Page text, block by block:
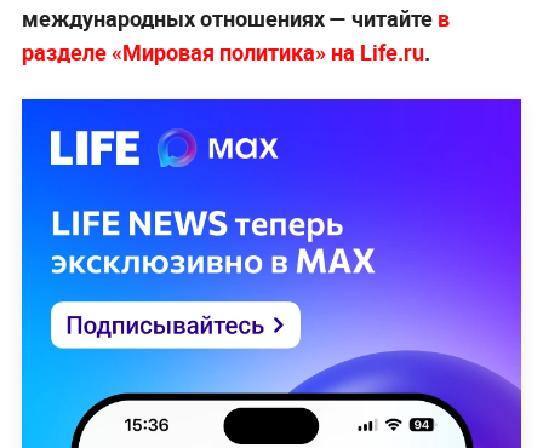
международных отношениях — читайте в
разделе «Мировая политика» на Life.ru.